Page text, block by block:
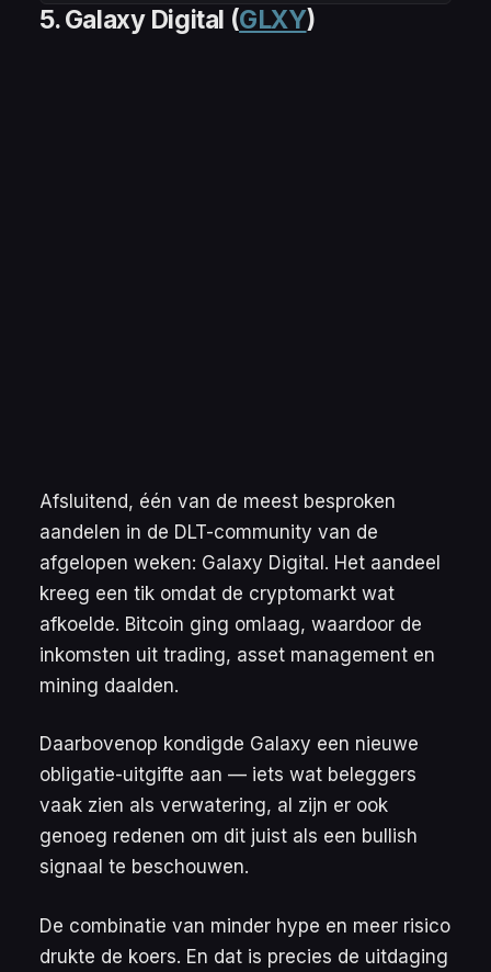
5. Galaxy Digital (GLXY)
Afsluitend, één van de meest besproken
aandelen in de DLT-community van de
afgelopen weken: Galaxy Digital. Het aandeel
kreeg een tik omdat de cryptomarkt wat
afkoelde. Bitcoin ging omlaag, waardoor de
inkomsten uit trading, asset management en
mining daalden.
Daarbovenop kondigde Galaxy een nieuwe
obligatie-uitgifte aan — iets wat beleggers
vaak zien als verwatering, al zijn er ook
genoeg redenen om dit juist als een bullish
signaal te beschouwen.
De combinatie van minder hype en meer risico
drukte de koers. En dat is precies de uitdaging